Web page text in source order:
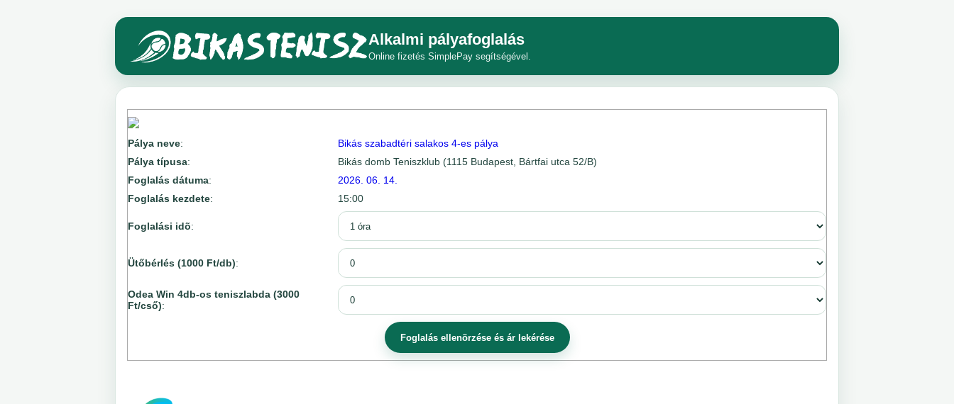
Alkalmi pályafoglalás
Online fizetés SimplePay segítségével.
Pálya neve:
Bikás szabadtéri salakos 4-es pálya
Pálya típusa:
Bikás domb Teniszklub (1115 Budapest, Bártfai utca 52/B)
Foglalás dátuma:
2026. 06. 14.
Foglalás kezdete: 15:00
Foglalási idõ:
Ütőbérlés (1000 Ft/db):
Odea Win 4db-os teniszlabda (3000
Ft/cső):